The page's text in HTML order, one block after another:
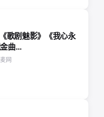
歌剧魅影》《我心永
曲…
网